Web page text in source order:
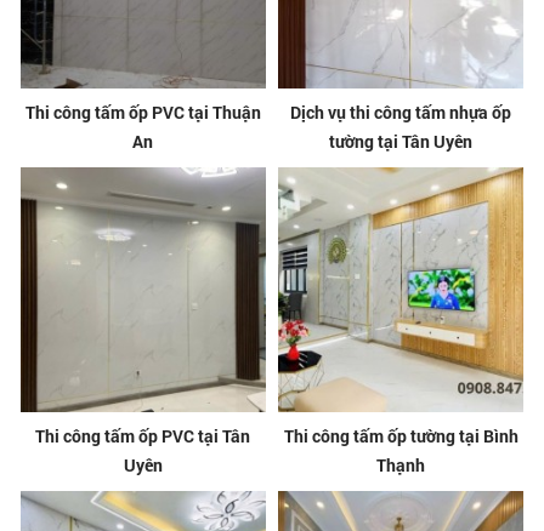
Thi công tấm ốp PVC tại Thuận
An
Dịch vụ thi công tấm nhựa ốp
tường tại Tân Uyên
Thi công tấm ốp PVC tại Tân
Uyên
Thi công tấm ốp tường tại Bình
Thạnh